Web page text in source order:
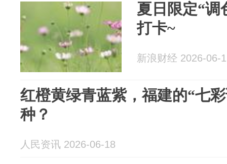
夏日限定“调
打卡~
新浪财经 2026-06-
红橙黄绿青蓝紫，福建的“七
种？
人民资讯 2026-06-18